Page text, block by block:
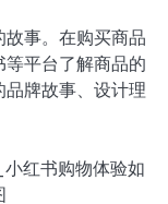
事。在购买商品
平台了解商品的
牌故事、设计理